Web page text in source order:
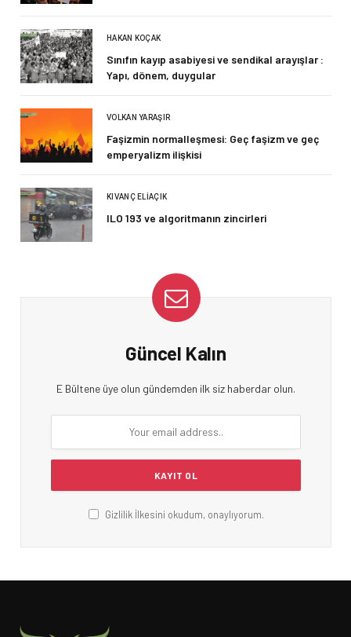
HAKAN KOÇAK
Sınıfın kayıp asabiyesi ve sendikal arayışlar :
Yapı, dönem, duygular
VOLKAN YARAŞIR
Faşizmin normalleşmesi: Geç faşizm ve geç
emperyalizm ilişkisi
KIVANÇ ELIAÇIK
ILO 193 ve algoritmanın zincirleri
Güncel Kalın
E Bültene üye olun gündemden ilk siz haberdar olun.
Gizlilik İlkesini okudum, onaylıyorum.